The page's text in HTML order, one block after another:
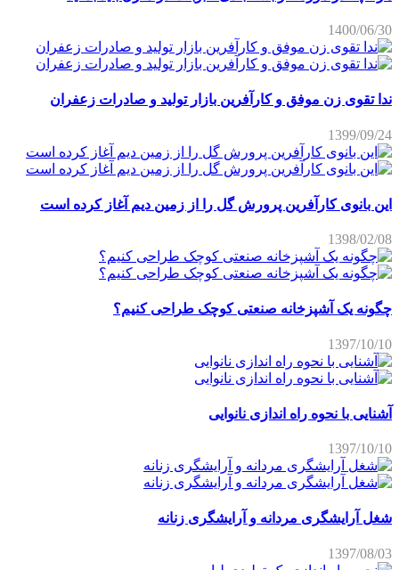
1400/06/30
ندا تقوی زن موفق و کارآفرین بازار تولید و صادرات زعفران
1399/09/24
این بانوی کارآفرین پرورش گل را از زمین دیم آغاز کرده است
1398/02/08
چگونه یک آشپزخانه صنعتی کوچک طراحی کنیم؟
1397/10/10
آشنایی با نحوه راه اندازی نانوایی
1397/10/10
شغل آرایشگری مردانه و آرایشگری زنانه
1397/08/03